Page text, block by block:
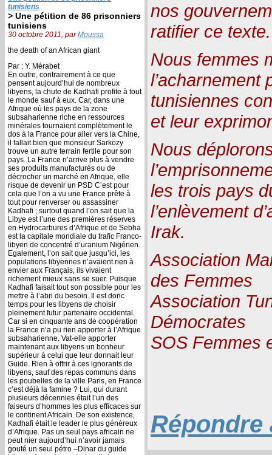
tunisiens
> Une pétition de 86 prisonniers
tunisiens
30 octobre 2011, parMoussa
the death of an African giant
Par : Y. Mérabet
En outre, contrairement à ce que
pensent aujourd’hui de nombreux
libyens, la chute de Kadhafi profite à tout
le monde sauf à eux. Car, dans une
Afrique où les pays de la zone
subsaharienne riche en ressources
minérales tournaient complètement le
dos à la France pour aller vers la Chine,
il fallait bien que monsieur Sarkozy
trouve un autre terrain fertile pour son
pays. La France n’arrive plus à vendre
ses produits manufacturés ou de
décrocher un marché en Afrique, elle
risque de devenir un PSD C’est pour
cela que l’on a vu une France prête à
tout pour renverser ou assassiner
Kadhafi ; surtout quand l’on sait que la
Libye est l’une des premières réserves
en Hydrocarbures d’Afrique et de Sebha
est la capitale mondiale du trafic Franco-
libyen de concentré d’uranium Nigérien.
Egalement, l’on sait que jusqu’ici, les
populations libyennes n’avaient rien à
envier aux Français, ils vivaient
richement mieux sans se suer. Puisque
Kadhafi faisait tout son possible pour les
mettre à l’abri du besoin. Il est donc
temps pour les libyens de choisir
pleinement futur partenaire occidental.
Car si en cinquante ans de coopération
la France n’a pu rien apporter à l’Afrique
subsaharienne. Vat-elle apporter
maintenant aux libyens un bonheur
supérieur à celui que leur donnait leur
Guide. Rien à offrir à ces ignorants de
libyens, sauf des repas communs dans
les poubelles de la ville Paris, en France
c’est déjà la famine ? Lui, qui durant
plusieurs décennies était l’un des
faiseurs d’hommes les plus efficaces sur
le continent Africain. De son existence,
Kadhafi était le leader le plus généreux
d’Afrique. Pas un seul pays africain ne
peut nier aujourd’hui n’avoir jamais
gouté un seul pétro –Dinar du guide
nos
ratifier ce texte.
Nous femmes
l’acharnement
tunisiennes
et leur
Nous
les trois pays
l’enlèvement
Irak.
Association
des Femmes
Association
Démocrates
SOS Femmes
Répondre